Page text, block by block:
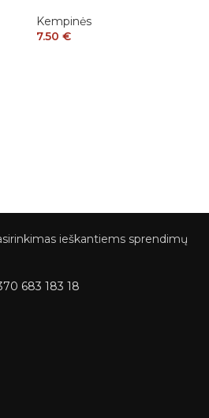
Kempinės
7.50 €
ieškantiems sprendimų
683 183 18